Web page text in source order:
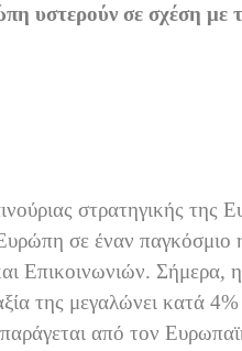
υστερούν σε σχέση με
στρατηγικής της
σε έναν παγκόσμιο
Επικοινωνιών. Σήμερα,
της μεγαλώνει κατά
από τον